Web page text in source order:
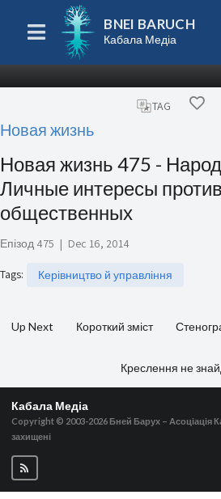
BNEI BARUCH
Кабала Медіа
TAG
Новая жизнь
Новая жизнь 475 -
Личные интересы против
общественных
Епізод 475 | Dec 16, 2014
Tags: Керівництво й управління
Up Next Короткий зміст
Креслення не
Кабала Медіа
Copyright © 2003-2026 Бней Барух – Асоціація
захищені